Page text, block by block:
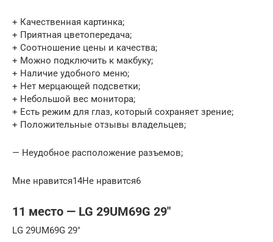
+ Качественная картинка;
+ Приятная цветопередача;
+ Соотношение цены и качества;
+ Можно подключить к макбуку;
+ Наличие удобного меню;
+ Нет мерцающей подсветки;
+ Небольшой вес монитора;
+ Есть режим для глаз, который сохраняет зрение;
+ Положительные отзывы владельцев;
— Неудобное расположение разъемов;
Мне нравится14Не нравится6
11 место — LG 29UM69G 29″
LG 29UM69G 29″